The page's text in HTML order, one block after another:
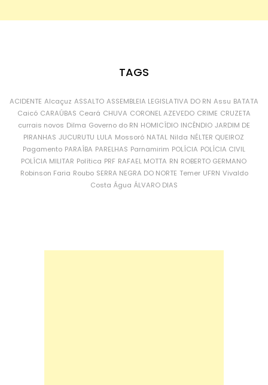
TAGS
ACIDENTE Alcaçuz ASSALTO ASSEMBLEIA LEGISLATIVA DO RN Assu BATATA
Caicó CARAÚBAS Ceará CHUVA CORONEL AZEVEDO CRIME CRUZETA
currais novos Dilma Governo do RN HOMICÍDIO INCÊNDIO JARDIM DE
PIRANHAS JUCURUTU LULA Mossoró NATAL Nilda NÉLTER QUEIROZ
Pagamento PARAÍBA PARELHAS Parnamirim POLÍCIA POLÍCIA CIVIL
POLÍCIA MILITAR Política PRF RAFAEL MOTTA RN ROBERTO GERMANO
Robinson Faria Roubo SERRA NEGRA DO NORTE Temer UFRN Vivaldo
Costa Água ÁLVARO DIAS